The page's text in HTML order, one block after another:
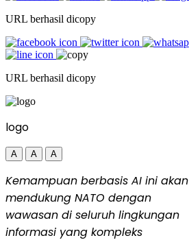
URL berhasil dicopy
URL berhasil dicopy
logo
A A A
Kemampuan berbasis AI ini akan
mendukung NATO dengan
wawasan di seluruh lingkungan
informasi yang kompleks